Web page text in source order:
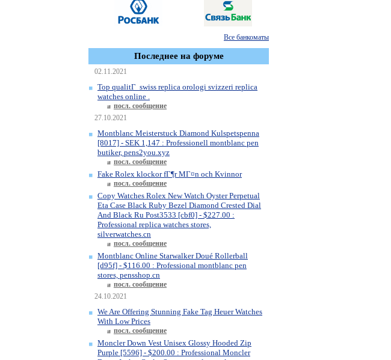
Все банкоматы
Последнее на форуме
02.11.2021
Top qualitГ swiss replica orologi svizzeri replica
watches online .
посл. сообщение
27.10.2021
Montblanc Meisterstuck Diamond Kulspetspenna
[8017] - SEK 1,147 : Professionell montblanc pen
butiker, pens2you.xyz
посл. сообщение
Fake Rolex klockor fГ¶r MГ¤n och Kvinnor
посл. сообщение
Copy Watches Rolex New Watch Oyster Perpetual
Eta Case Black Ruby Bezel Diamond Crested Dial
And Black Ru Post3533 [cbf0] - $227.00 :
Professional replica watches stores,
silverwatches.cn
посл. сообщение
Montblanc Online Starwalker Doué Rollerball
[d95f] - $116.00 : Professional montblanc pen
stores, pensshop.cn
посл. сообщение
24.10.2021
We Are Offering Stunning Fake Tag Heuer Watches
With Low Prices
посл. сообщение
Moncler Down Vest Unisex Glossy Hooded Zip
Purple [5596] - $200.00 : Professional Moncler